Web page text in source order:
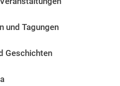
und Tagungen
Geschichten